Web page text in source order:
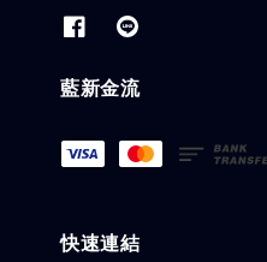
藍新金流
快速連結